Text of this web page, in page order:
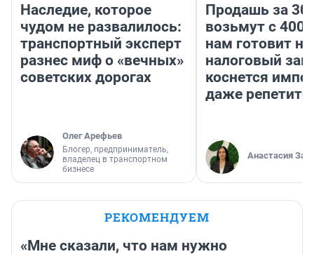
Наследие, которое
чудом не развалилось:
транспортный эксперт
разнес миф о «вечных»
советских дорогах
Олег Арефьев
Блогер, предприниматель,
владелец в транспортном
бизнесе
Продашь за
возьмут с
нам готовит
налоговый
коснется
даже
Анастасия
РЕКОМЕНДУЕМ
«Мне сказали, что нам нужно